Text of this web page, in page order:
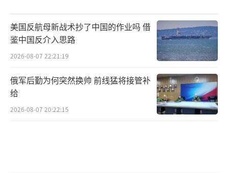
美国反航母新战术抄了中国的作业吗 借
鉴中国反介入思路
2026-08-07 22:21:19
俄军后勤为何突然换帅 前线猛将接管补
给
2026-08-07 20:22:15